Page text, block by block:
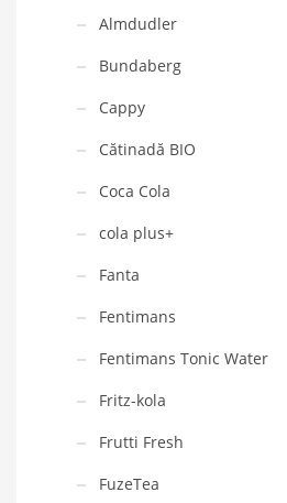
Almdudler
Bundaberg
Cappy
Cătinadă BIO
Coca Cola
cola plus+
Fanta
Fentimans
Fentimans Tonic Water
Fritz-kola
Frutti Fresh
FuzeTea